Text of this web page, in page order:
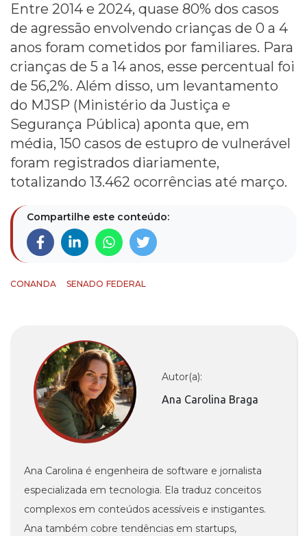
Entre 2014 e 2024, quase 80% dos casos
de agressão envolvendo crianças de 0 a 4
anos foram cometidos por familiares. Para
crianças de 5 a 14 anos, esse percentual foi
de 56,2%. Além disso, um levantamento
do MJSP (Ministério da Justiça e
Segurança Pública) aponta que, em
média, 150 casos de estupro de vulnerável
foram registrados diariamente,
totalizando 13.462 ocorrências até março.
Compartilhe este conteúdo:
CONANDA SENADO FEDERAL
Autor(a):
Ana Carolina Braga
Ana Carolina é engenheira de software e jornalista
especializada em tecnologia. Ela traduz conceitos
complexos em conteúdos acessíveis e instigantes.
Ana também cobre tendências em startups,